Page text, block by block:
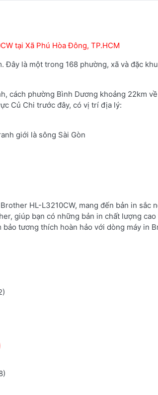
tại Xã Phú Hòa Đông, TP.HCM
Đây là một trong 168 phường, xã và đặc
cách phường Bình Dương khoảng 22km
Củ Chi trước đây, có vị trí địa lý:
giới là sông Sài Gòn
HL-L3210CW, mang đến bản in sắc
giúp bạn có những bản in chất lượng
tương thích hoàn hảo với dòng máy in